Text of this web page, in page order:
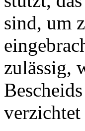
sind, um
zulässig,